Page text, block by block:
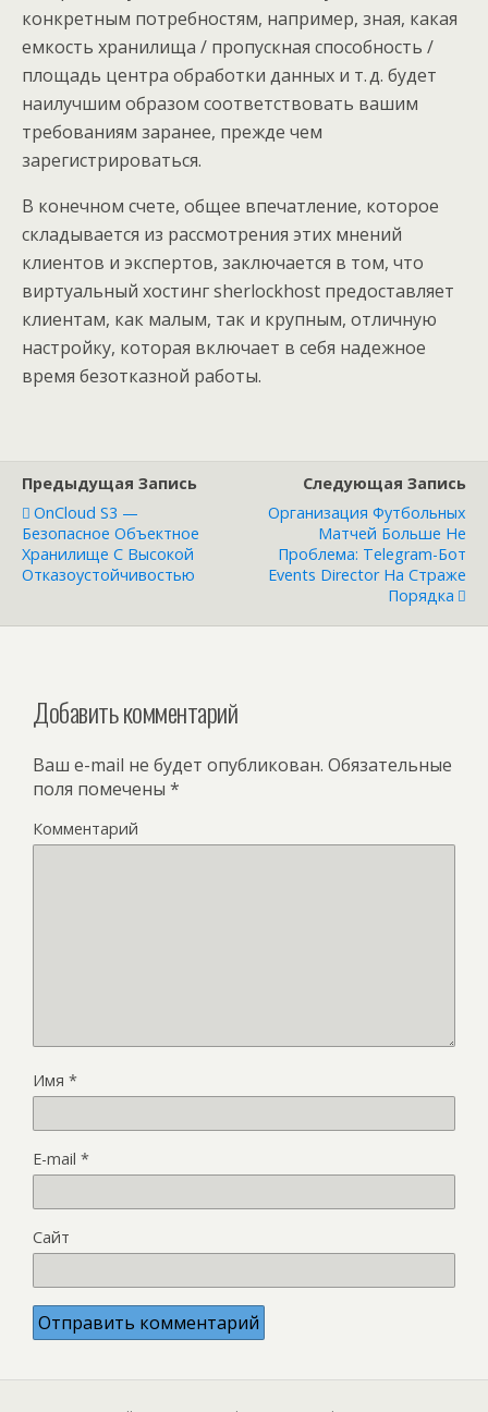
конкретным потребностям, например, зная, какая
емкость хранилища / пропускная способность /
площадь центра обработки данных и т. д. будет
наилучшим образом соответствовать вашим
требованиям заранее, прежде чем
зарегистрироваться.
В конечном счете, общее впечатление, которое
складывается из рассмотрения этих мнений
клиентов и экспертов, заключается в том, что
виртуальный хостинг sherlockhost предоставляет
клиентам, как малым, так и крупным, отличную
настройку, которая включает в себя надежное
время безотказной работы.
Предыдущая Запись
OnCloud S3 —
Безопасное Объектное
Хранилище С Высокой
Отказоустойчивостью
Следующая Запись
Организация Футбольных
Матчей Больше Не
Проблема: Telegram-Бот
Events Director На Страже
Порядка
Добавить комментарий
Ваш e-mail не будет опубликован. Обязательные
поля помечены *
Комментарий
Имя *
E-mail *
Сайт